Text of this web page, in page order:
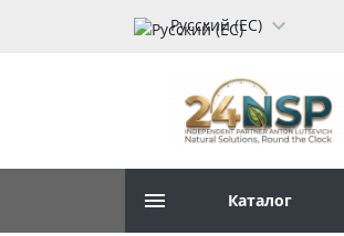
Русский (ЕС)
Каталог